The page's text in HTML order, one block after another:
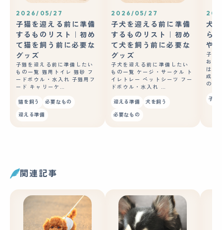
2026/05/27
子猫を迎える前に準備
するものリスト｜初め
て猫を飼う前に必要な
グッズ
子猫を迎える前に準備したい
もの一覧 猫用トイレ 猫砂 フ
ードボウル・水入れ 子猫用フ
ード キャリーケ…
猫を飼う
必要なもの
迎える準備
2026/05/27
子犬を迎える前に準備
するものリスト｜初め
て犬を飼う前に必要な
グッズ
子犬を迎える前に準備したい
もの一覧 ケージ・サークル ト
イレトレー ペットシーツ フー
ドボウル・水入れ …
迎える準備
犬を飼う
必要なもの
犬
ら
や
子犬
おや
はあ
成長
の良
子犬
関連記事